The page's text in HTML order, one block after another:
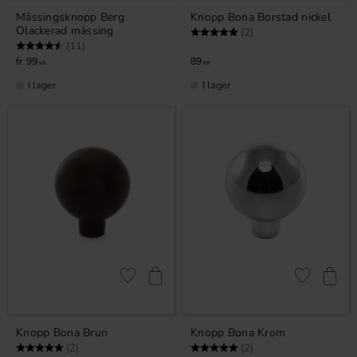
Mässingsknopp Berg
Olackerad mässing
Betyg: (11)
99 KR
I lager
Knopp Bona Borstad nickel
Betyg: (2)
89 KR
I lager
Knopp Bona Brun
Betyg: (2)
Lägg till i favoriter
Knopp Bona Krom
Betyg: (2)
Lägg till i